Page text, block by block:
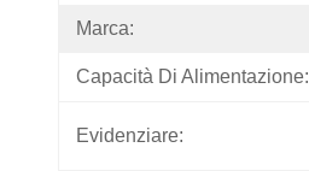
Marca:
Capacità Di Alimentazione:
Evidenziare: